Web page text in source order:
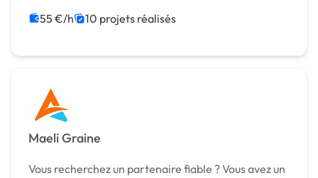
Integration HTML
Installation de Script
55 €/h 10 projets réalisés
Maeli Graine
Vous recherchez un partenaire fiable ? Vous avez un